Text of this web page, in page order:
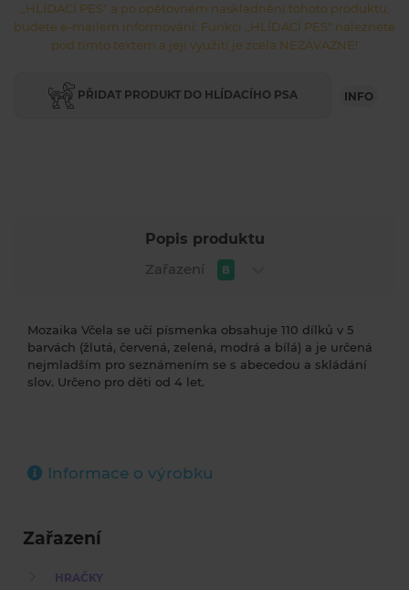
,,HLÍDACÍ PES" a po opětovném naskladnění tohoto produktu,
budete e-mailem informování. Funkci ,,HLÍDACÍ PES" naleznete
pod tímto textem a její využití je zcela NEZÁVAZNÉ!
PŘIDAT PRODUKT DO HLÍDACÍHO PSA INFO
Popis produktu
Zařazení
8
Mozaika Včela se učí písmenka obsahuje 110 dílků v 5
barvách (žlutá, červená, zelená, modrá a bílá) a je určená
nejmladším pro seznámením se s abecedou a skládání
slov. Určeno pro děti od 4 let.
Informace o výrobku
Zařazení
HRAČKY